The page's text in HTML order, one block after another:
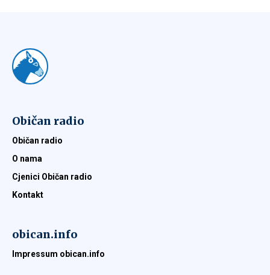
Običan radio
Običan radio
O nama
Cjenici Običan radio
Kontakt
obican.info
Impressum obican.info